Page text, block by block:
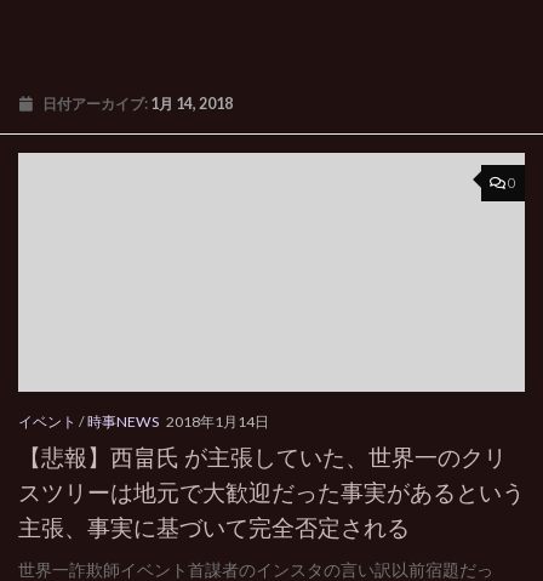
日付アーカイブ: 1月 14, 2018
0
イベント /時事NEWS 2018年1月14日
【悲報】西畠氏 が主張していた、世界一のクリ
スツリーは地元で大歓迎だった事実があるという
主張、事実に基づいて完全否定される
世界一詐欺師イベント首謀者のインスタの言い訳以前宿題だっ